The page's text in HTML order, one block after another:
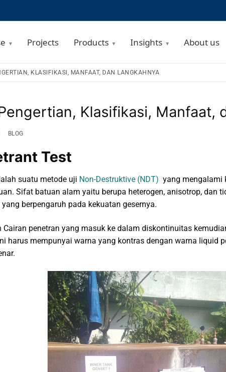
Projects Products Insights About us
KLASIFIKASI, MANFAAT, DAN LANGKAHNYA
Klasifikasi, Manfaat,
BLOG
Test
suatu metode uji Non-Destruktive (NDT) yang mengalami
Sifat batuan alam yaitu berupa heterogen, anisotrop,
berpengaruh pada kekuatan gesernya.
Cairan penetran yang masuk ke dalam diskontinuitas
harus mempunyai warna yang kontras dengan warna liquid